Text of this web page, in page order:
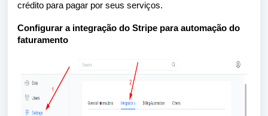
crédito para pagar por seus serviços.
Configurar a integração do Stripe para automação do
faturamento